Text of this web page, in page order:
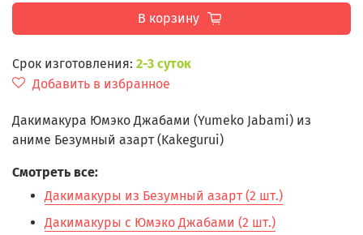
Срок изготовления: 2-3 суток
Добавить в избранное
В корзину
Дакимакура Юмэко Джабами (Yumeko Jabami) из
аниме Безумный азарт (Kakegurui)
Смотреть все:
Дакимакуры из Безумный азарт (2 шт.)
Дакимакуры с Юмэко Джабами (2 шт.)